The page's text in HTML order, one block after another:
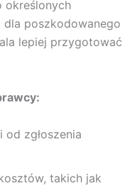
określonych
poszkodowanego
lepiej przygotować
zgłoszenia
takich jak